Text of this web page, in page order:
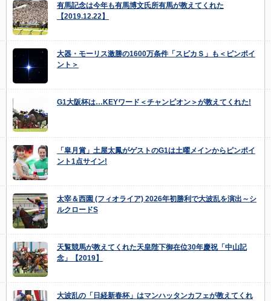
有馬記念は今年も有馬博文氏所有馬が教えてくれた
【2019.12.22】
大器・モーリス激勝の1600万条件「スピカＳ」も＜ピンポイ
ント＞
G1大阪杯は…KEYワード＜チャンピオン＞が教えてくれた!
「皐月賞」土屋太鳳がゲストのG1は土曜メインからピンポイ
ント1点サイン!
太宰＆西園 (フィオライア) 2026年初勝利で大波乱を演出～シ
ルクロードS
天覧競馬が教えてくれた天皇陛下御在位30年慶祝「中山記
念」【2019】
大波乱の「日経新春杯」はマンハッタンカフェが教えてくれ